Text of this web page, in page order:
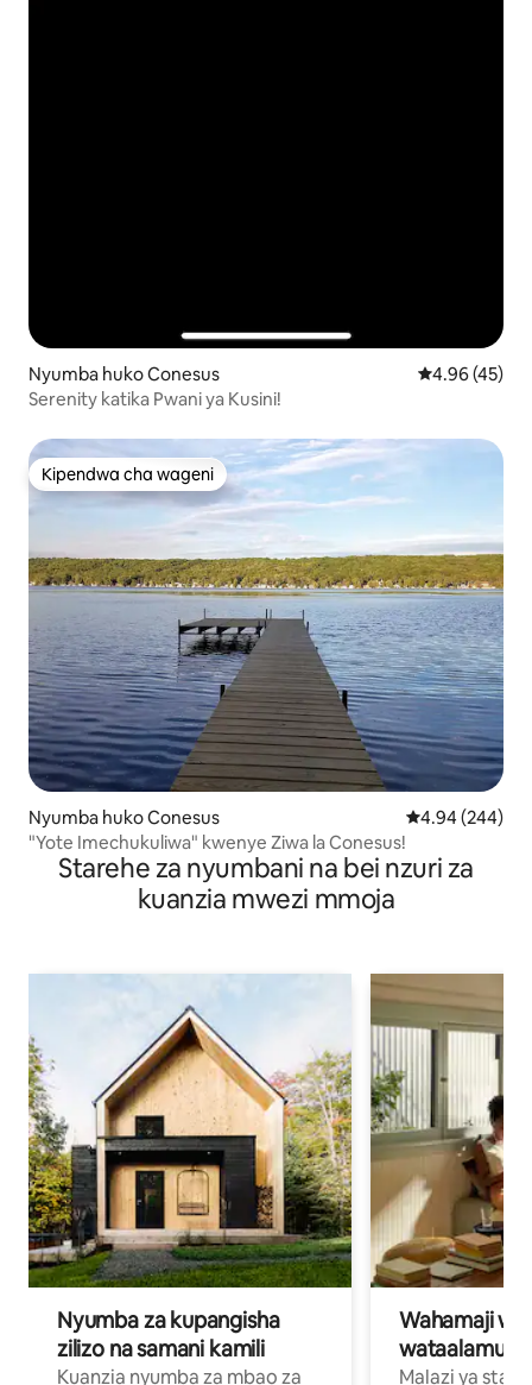
Nyumba huko Conesus Ukadiriaji wa
4.96 (45)
Serenity katika Pwani ya Kusini!
Kipendwa cha wageni
Kipendwa cha wageni
Nyumba huko Conesus Ukadiriaji wa
4.94 (244)
"Yote Imechukuliwa" kwenye Ziwa la Conesus!
Starehe za nyumbani na bei nzuri za
kuanzia mwezi mmoja
Nyumba za kupangisha
zilizo na samani kamili
Kuanzia nyumba za mbao za
Wahamaji
wataalamu
Malazi ya